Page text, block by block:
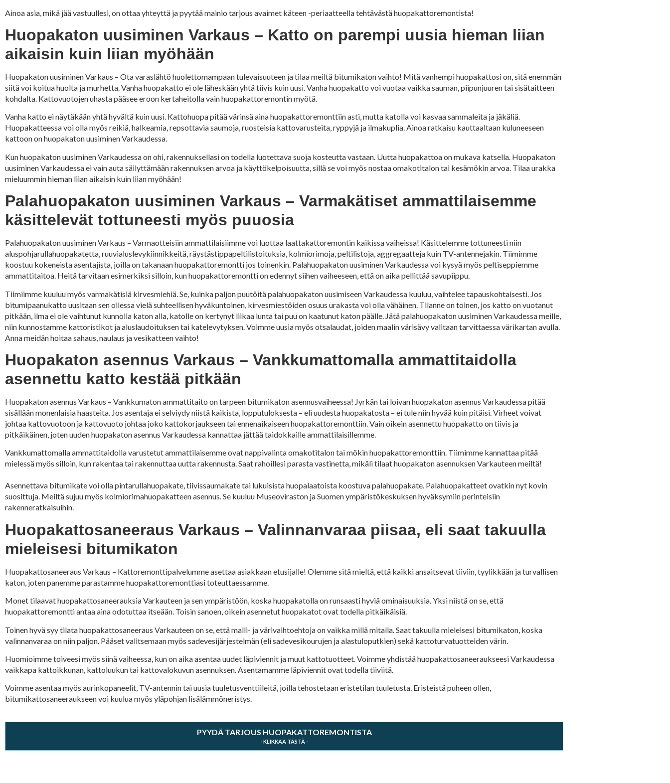
Ainoa asia, mikä jää vastuullesi, on ottaa yhteyttä ja pyytää mainio tarjous avaimet käteen -periaatteella tehtävästä huopakattoremontista!
Huopakaton uusiminen Varkaus – Katto on parempi uusia hieman liian
aikaisin kuin liian myöhään
Huopakaton uusiminen Varkaus – Ota varaslähtö huolettomampaan tulevaisuuteen ja tilaa meiltä bitumikaton vaihto! Mitä vanhempi huopakattosi on, sitä enemmän
siitä voi koitua huolta ja murhetta. Vanha huopakatto ei ole läheskään yhtä tiivis kuin uusi. Vanha huopakatto voi vuotaa vaikka sauman, piipunjuuren tai sisätaitteen
kohdalta. Kattovuotojen uhasta pääsee eroon kertaheitolla vain huopakattoremontin myötä.
Vanha katto ei näytäkään yhtä hyvältä kuin uusi. Kattohuopa pitää värinsä aina huopakattoremonttiin asti, mutta katolla voi kasvaa sammaleita ja jäkäliä.
Huopakatteessa voi olla myös reikiä, halkeamia, repsottavia saumoja, ruosteisia kattovarusteita, ryppyjä ja ilmakuplia. Ainoa ratkaisu kauttaaltaan kuluneeseen
kattoon on huopakaton uusiminen Varkaudessa.
Kun huopakaton uusiminen Varkaudessa on ohi, rakennuksellasi on todella luotettava suoja kosteutta vastaan. Uutta huopakattoa on mukava katsella. Huopakaton
uusiminen Varkaudessa ei vain auta säilyttämään rakennuksen arvoa ja käyttökelpoisuutta, sillä se voi myös nostaa omakotitalon tai kesämökin arvoa. Tilaa urakka
mieluummin hieman liian aikaisin kuin liian myöhään!
Palahuopakaton uusiminen Varkaus – Varmakätiset ammattilaisemme
käsittelevät tottuneesti myös puuosia
Palahuopakaton uusiminen Varkaus – Varmaotteisiin ammattilaisiimme voi luottaa laattakattoremontin kaikissa vaiheissa! Käsittelemme tottuneesti niin
aluspohjarullahuopakatetta, ruuvialuslevykiinnikkeitä, räystästippapeltilistoituksia, kolmiorimoja, peltilistoja, aggregaatteja kuin TV-antennejakin. Tiimimme
koostuu kokeneista asentajista, joilla on takanaan huopakattoremontti jos toinenkin. Palahuopakaton uusiminen Varkaudessa voi kysyä myös peltiseppiemme
ammattitaitoa. Heitä tarvitaan esimerkiksi silloin, kun huopakattoremontti on edennyt siihen vaiheeseen, että on aika pellittää savupiippu.
Tiimiimme kuuluu myös varmakätisiä kirvesmiehiä. Se, kuinka paljon puutöitä palahuopakaton uusimiseen Varkaudessa kuuluu, vaihtelee tapauskohtaisesti. Jos
bitumipaanukatto uusitaan sen ollessa vielä suhteellisen hyväkuntoinen, kirvesmiestöiden osuus urakasta voi olla vähäinen. Tilanne on toinen, jos katto on vuotanut
pitkään, ilma ei ole vaihtunut kunnolla katon alla, katolle on kertynyt liikaa lunta tai puu on kaatunut katon päälle. Jätä palahuopakaton uusiminen Varkaudessa meille,
niin kunnostamme kattoristikot ja aluslaudoituksen tai katelevytyksen. Voimme uusia myös otsalaudat, joiden maalin värisävy valitaan tarvittaessa värikartan avulla.
Anna meidän hoitaa sahaus, naulaus ja vesikatteen vaihto!
Huopakaton asennus Varkaus – Vankkumattomalla ammattitaidolla
asennettu katto kestää pitkään
Huopakaton asennus Varkaus – Vankkumaton ammattitaito on tarpeen bitumikaton asennusvaiheessa! Jyrkän tai loivan huopakaton asennus Varkaudessa pitää
sisällään monenlaisia haasteita. Jos asentaja ei selviydy niistä kaikista, lopputuloksesta – eli uudesta huopakatosta – ei tule niin hyvää kuin pitäisi. Virheet voivat
johtaa kattovuotoon ja kattovuoto johtaa joko kattokorjaukseen tai ennenaikaiseen huopakattoremonttiin. Vain oikein asennettu huopakatto on tiivis ja
pitkäikäinen, joten uuden huopakaton asennus Varkaudessa kannattaa jättää taidokkaille ammattilaisillemme.
Vankkumattomalla ammattitaidolla varustetut ammattilaisemme ovat nappivalinta omakotitalon tai mökin huopakattoremonttiin. Tiimimme kannattaa pitää
mielessä myös silloin, kun rakentaa tai rakennuttaa uutta rakennusta. Saat rahoillesi parasta vastinetta, mikäli tilaat huopakaton asennuksen Varkauteen meiltä!
Asennettava bitumikate voi olla pintarullahuopakate, tiivissaumakate tai lukuisista huopalaatoista koostuva palahuopakate. Palahuopakatteet ovatkin nyt kovin
suosittuja. Meiltä sujuu myös kolmiorimahuopakatteen asennus. Se kuuluu Museoviraston ja Suomen ympäristökeskuksen hyväksymiin perinteisiin
rakenneratkaisuihin.
Huopakattosaneeraus Varkaus – Valinnanvaraa piisaa, eli saat takuulla
mieleisesi bitumikaton
Huopakattosaneeraus Varkaus – Kattoremonttipalvelumme asettaa asiakkaan etusijalle! Olemme sitä mieltä, että kaikki ansaitsevat tiiviin, tyylikkään ja turvallisen
katon, joten panemme parastamme huopakattoremonttiasi toteuttaessamme.
Monet tilaavat huopakattosaneerauksia Varkauteen ja sen ympäristöön, koska huopakatolla on runsaasti hyviä ominaisuuksia. Yksi niistä on se, että
huopakattoremontti antaa aina odotuttaa itseään. Toisin sanoen, oikein asennetut huopakatot ovat todella pitkäikäisiä.
Toinen hyvä syy tilata huopakattosaneeraus Varkauteen on se, että malli- ja värivaihtoehtoja on vaikka millä mitalla. Saat takuulla mieleisesi bitumikaton, koska
valinnanvaraa on niin paljon. Pääset valitsemaan myös sadevesijärjestelmän (eli sadevesikourujen ja alastuloputkien) sekä kattoturvatuotteiden värin.
Huomioimme toiveesi myös siinä vaiheessa, kun on aika asentaa uudet läpiviennit ja muut kattotuotteet. Voimme yhdistää huopakattosaneeraukseesi Varkaudessa
vaikkapa kattoikkunan, kattoluukun tai kattovalokuvun asennuksen. Asentamamme läpiviennit ovat todella tiiviitä.
Voimme asentaa myös aurinkopaneelit, TV-antennin tai uusia tuuletusventtiileitä, joilla tehostetaan eristetilan tuuletusta. Eristeistä puheen ollen,
bitumikattosaneeraukseen voi kuulua myös yläpohjan lisälämmöneristys.
PYYDÄ TARJOUS HUOPAKATTOREMONTISTA